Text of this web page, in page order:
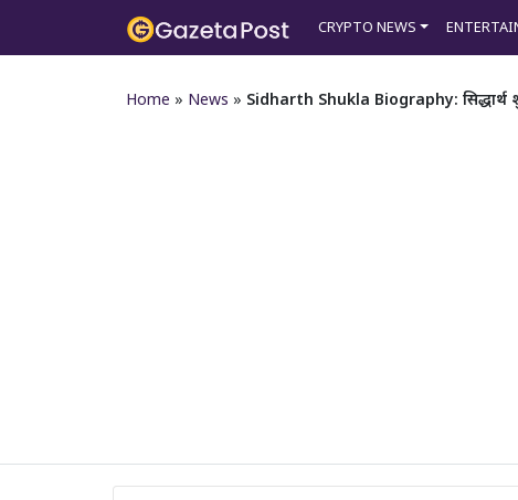
CRYPTO NEWS
Home » News » Sidharth Shukla Biography: सिद्धार्थ